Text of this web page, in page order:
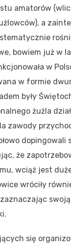
amatorów
a
bowiem już w
w
w formie
były
żużla
zawody
dopingowali
że
wciąż jest
wróciły
się